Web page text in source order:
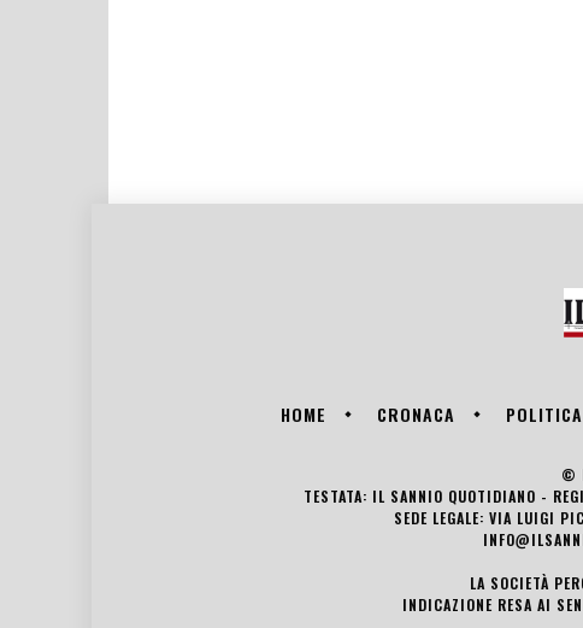
HOME CRONACA POLITICA
©
TESTATA: IL SANNIO QUOTIDIANO -
SEDE LEGALE: VIA LUIGI
LA SOCIETÀ
INDICAZIONE RESA AI